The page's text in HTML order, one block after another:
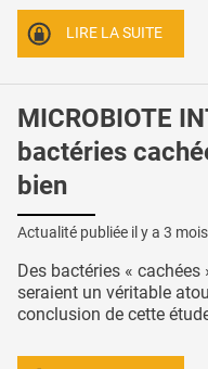
LIRE LA SUITE
MICROBIOTE
bactéries
bien
Actualité publiée il y a 3
Des bactéries «
seraient un véritable
conclusion de cette